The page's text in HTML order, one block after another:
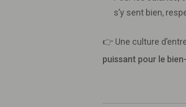
s’y sent bien,
👉 Une culture
puissant pour le